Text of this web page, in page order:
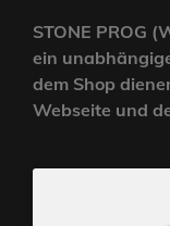
STONE PROG
ein
dem Shop
Webseite und